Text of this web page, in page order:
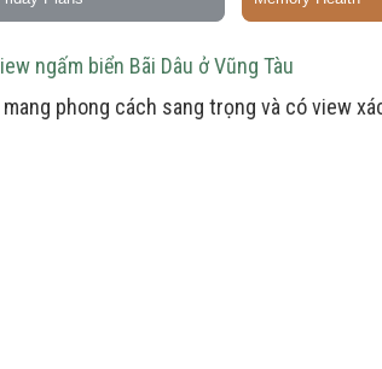
ngấm biển Bãi Dâu ở Vũng Tàu
phong cách sang trọng và có view